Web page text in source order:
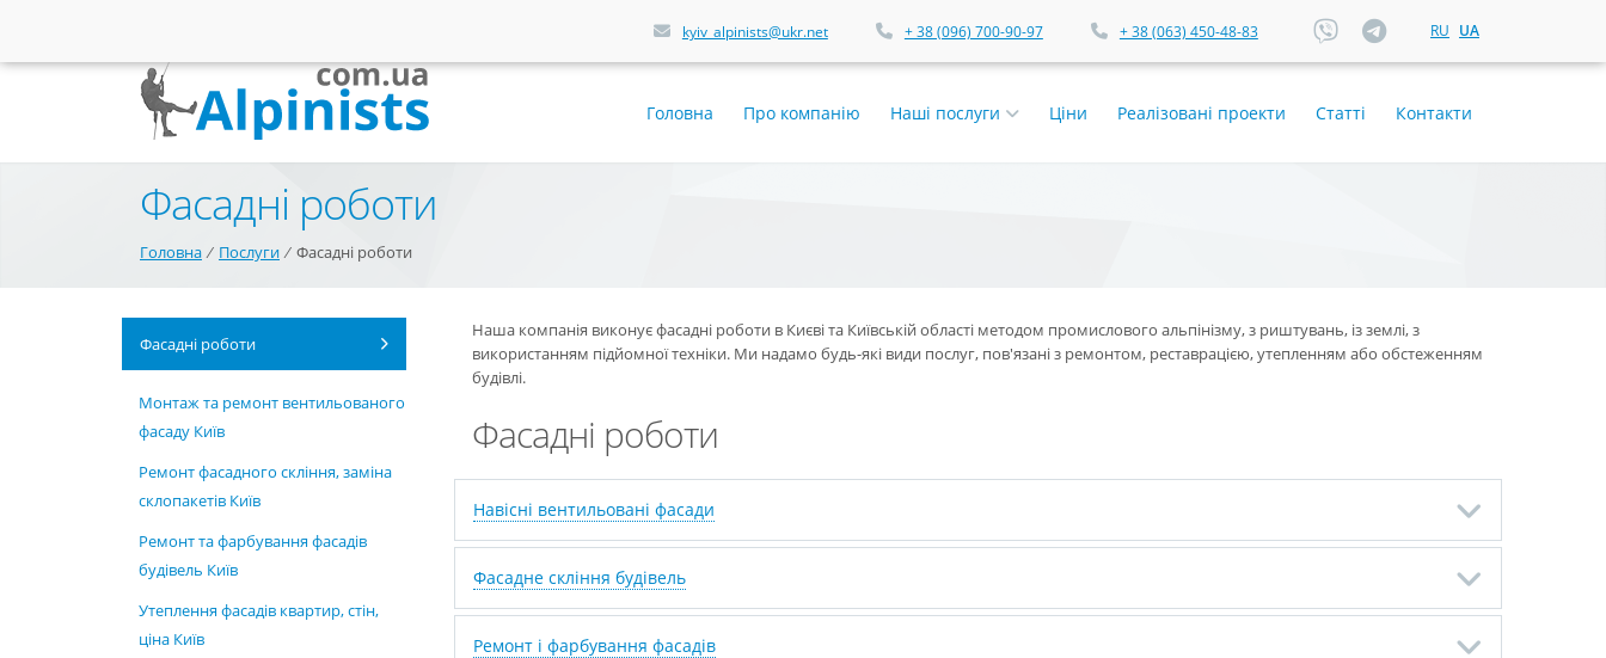
kyiv_alpinists@ukr.net + 38 (096) 700-90-97 + 38 (063) 450-48-83 RU UA
Головна Про компанію Наші послуги Ціни Реалізовані проекти Статті Контакти
Фасадні роботи
Головна⁄ Послуги⁄ Фасадні роботи
Фасадні роботи
Монтаж та ремонт вентильованого
фасаду Київ
Ремонт фасадного скління, заміна
склопакетів Київ
Ремонт та фарбування фасадів
будівель Київ
Утеплення фасадів квартир, стін,
ціна Київ
Наша компанія виконує фасадні роботи в Києві та Київській області методом промислового альпінізму, з риштувань, із землі, з
використанням підйомної техніки. Ми надамо будь-які види послуг, пов'язані з ремонтом, реставрацією, утепленням або обстеженням
будівлі.
Фасадні роботи
Навісні вентильовані фасади
Фасадне скління будівель
Ремонт і фарбування фасадів